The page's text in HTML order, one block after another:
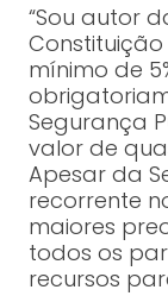
“Sou autor
Constituição
mínimo de
Segurança
valor de
Apesar da
recorrente
maiores
todos os
recursos